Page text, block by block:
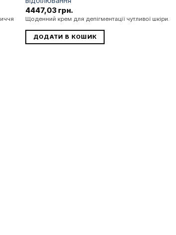
4447,03 грн.
Щоденний крем для депігментації чутливої шкіри.
ДОДАТИ В КОШИК